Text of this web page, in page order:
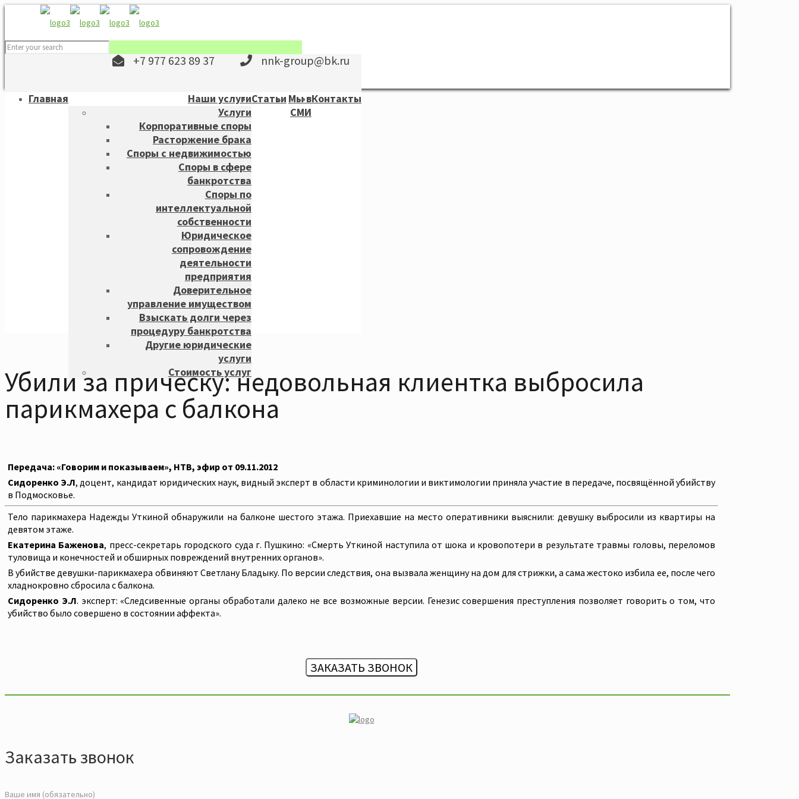
+7 977 623 89 37 nnk-group@bk.ru
Главная
Наши услуги
Услуги
Корпоративные споры
Расторжение брака
Споры с недвижимостью
Споры в сфере
банкротства
Споры по
интеллектуальной
собственности
Юридическое
сопровождение
деятельности
предприятия
Доверительное
управление имуществом
Взыскать долги через
процедуру банкротства
Другие юридические
услуги
Стоимость услуг
Статьи Мы в
СМИ
Контакты
Убили за прическу: недовольная клиентка выбросила
парикмахера с балкона
Передача: «Говорим и показываем», НТВ, эфир от 09.11.2012
Сидоренко Э.Л, доцент, кандидат юридических наук, видный эксперт в области криминологии и виктимологии приняла участие в передаче, посвящённой убийству
в Подмосковье.
Тело парикмахера Надежды Уткиной обнаружили на балконе шестого этажа. Приехавшие на место оперативники выяснили: девушку выбросили из квартиры на
девятом этаже.
Екатерина Баженова, пресс-секретарь городского суда г. Пушкино: «Смерть Уткиной наступила от шока и кровопотери в результате травмы головы, переломов
туловища и конечностей и обширных повреждений внутренних органов».
В убийстве девушки-парикмахера обвиняют Светлану Бладыку. По версии следствия, она вызвала женщину на дом для стрижки, а сама жестоко избила ее, после чего
хладнокровно сбросила с балкона.
Сидоренко Э.Л. эксперт: «Следсивенные органы обработали далеко не все возможные версии. Генезис совершения преступления позволяет говорить о том, что
убийство было совершено в состоянии аффекта».
ЗАКАЗАТЬ ЗВОНОК
Заказать звонок
Ваше имя (обязательно)